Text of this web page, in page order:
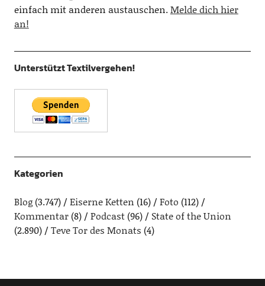
einfach mit anderen austauschen.Melde dich hier
an!
Unterstützt Textilvergehen!
Kategorien
Blog(3.747) Eiserne Ketten (16) Foto (112)
Kommentar(8) Podcast(96)
State of the Union
(2.890)
Teve Tor des Monats (4)